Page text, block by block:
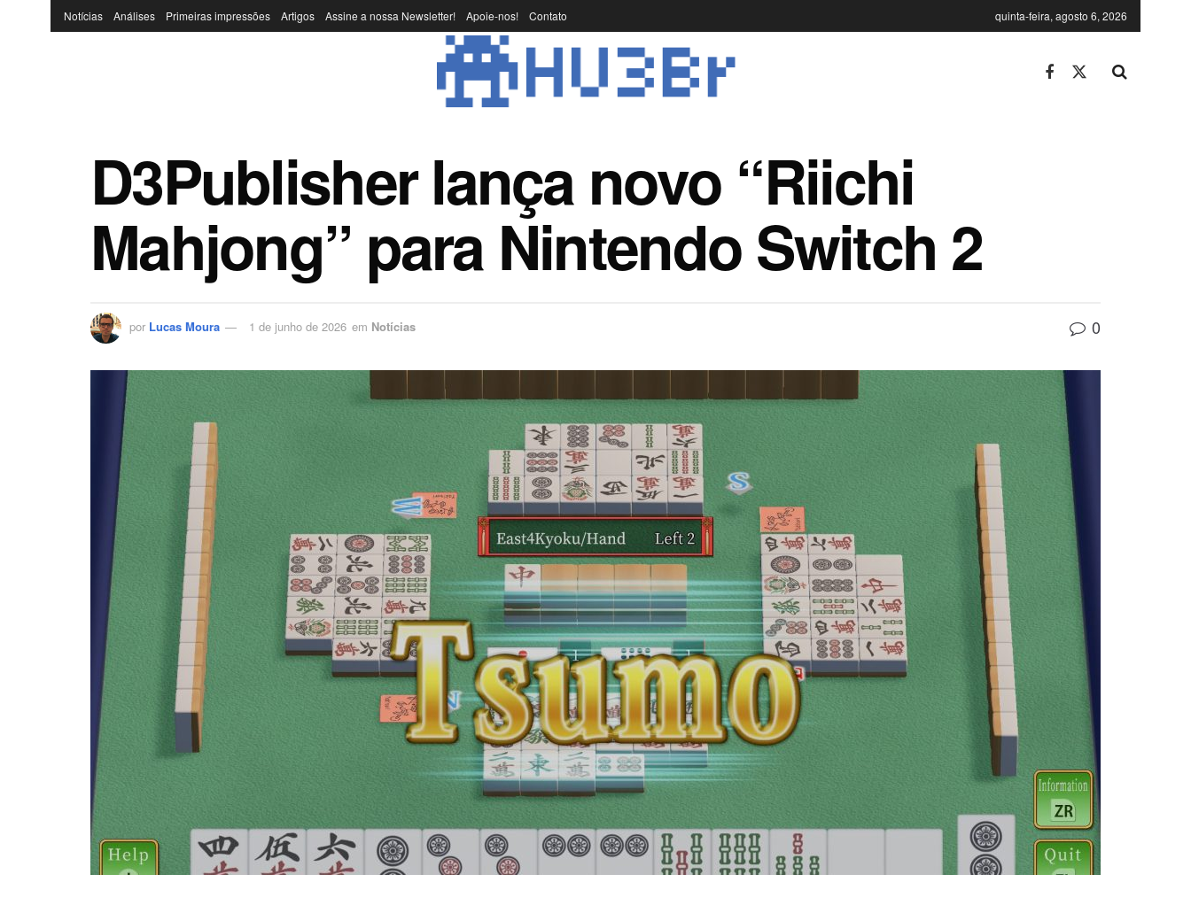
Notícias Análises Primeiras impressões Artigos Assine a nossa Newsletter! Apoie-nos! Contato quinta-feira, agosto 6, 2026
D3Publisher lança novo “Riichi
Mahjong” para Nintendo Switch 2
por Lucas Moura 1 de junho de 2026 em Notícias 0